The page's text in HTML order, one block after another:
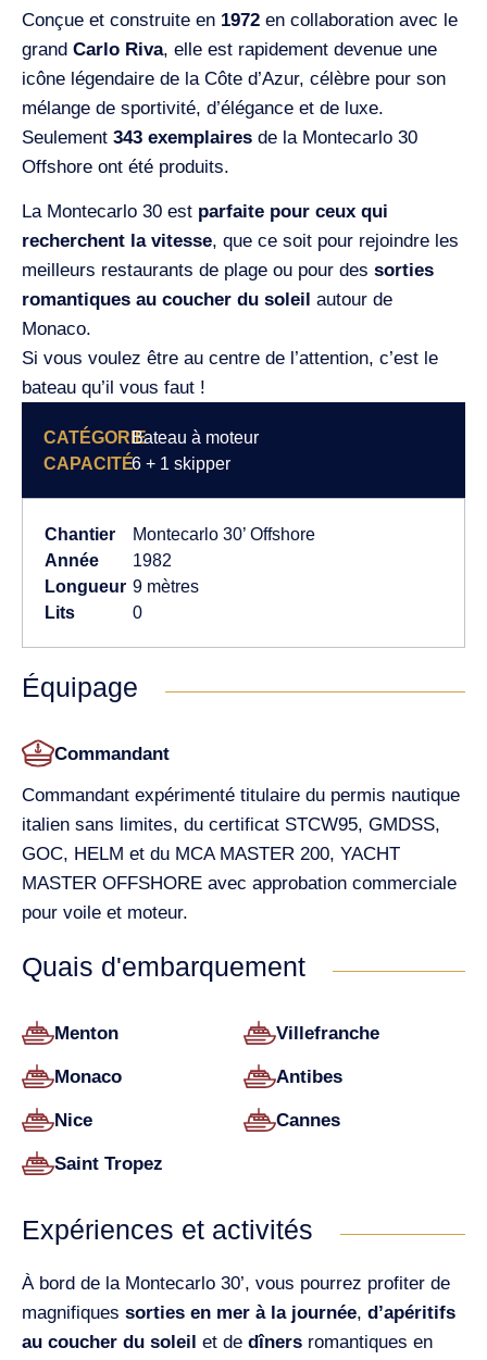
Conçue et construite en 1972 en collaboration avec le
grand Carlo Riva, elle est rapidement devenue une
icône légendaire de la Côte d’Azur, célèbre pour son
mélange de sportivité, d’élégance et de luxe.
Seulement 343 exemplaires de la Montecarlo 30
Offshore ont été produits.
La Montecarlo 30 est parfaite pour ceux qui
recherchent la vitesse, que ce soit pour rejoindre les
meilleurs restaurants de plage ou pour des sorties
romantiques au coucher du soleil autour de
Monaco.
Si vous voulez être au centre de l’attention, c’est le
bateau qu’il vous faut !
CATÉGORIE
CAPACITÉ
Bateau à moteur
6 + 1 skipper
Chantier
Montecarlo 30’ Offshore
Année
1982
Longueur 9 mètres
Lits
0
Équipage
Commandant
Commandant expérimenté titulaire du permis nautique
italien sans limites, du certificat STCW95, GMDSS,
GOC, HELM et du MCA MASTER 200, YACHT
MASTER OFFSHORE avec approbation commerciale
pour voile et moteur.
Quais d'embarquement
Menton Villefranche
Monaco Antibes
Nice Cannes
Saint Tropez
Expériences et activités
À bord de la Montecarlo 30’, vous pourrez profiter de
magnifiques sorties en mer à la journée, d’apéritifs
au coucher du soleil et de dîners romantiques en